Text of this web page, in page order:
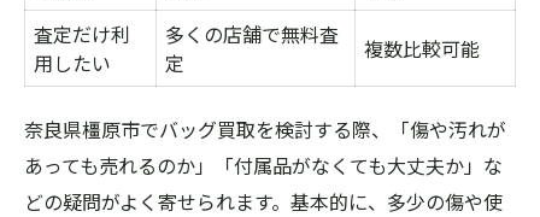
査定だけ利
用したい
多くの店舗で無料査
定
複数比較可能
奈良県橿原市でバッグ買取を検討する際、「傷や汚れが
あっても売れるのか」「付属品がなくても大丈夫か」な
どの疑問がよく寄せられます。基本的に、多少の傷や使